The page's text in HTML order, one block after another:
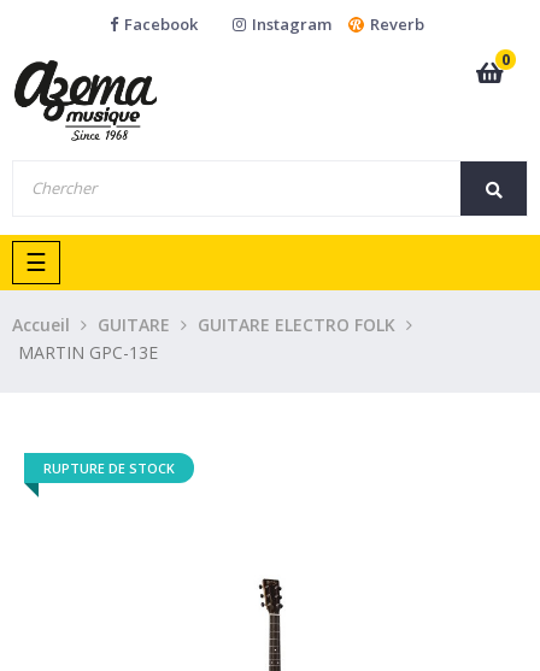
Facebook Instagram
Reverb
0
Basculer
la
navigation
☰
Accueil GUITARE
GUITARE ELECTRO FOLK
MARTIN GPC-13E
RUPTURE DE STOCK